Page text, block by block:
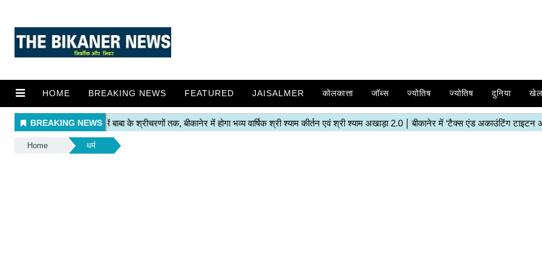
HOME BREAKING NEWS FEATURED JAISALMER कोलकात्ता जॉब्स ज्योतिष ज्योतिष दुनिया खेल
Home धर्म